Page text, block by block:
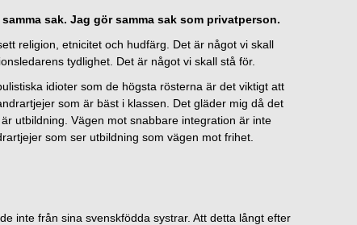
sak. Jag gör samma sak som privatperson.
religion, etnicitet och hudfärg. Det är något vi skall
tydlighet. Det är något vi skall stå för.
idioter som de högsta rösterna är det viktigt att
som är bäst i klassen. Det gläder mig då det
utbildning. Vägen mot snabbare integration är inte
som ser utbildning som vägen mot frihet.
inte från sina svenskfödda systrar. Att detta långt efter